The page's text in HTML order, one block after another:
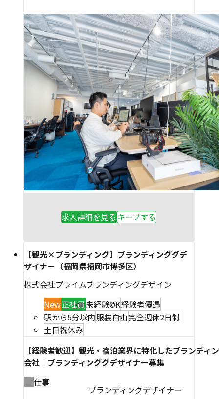
求人詳細を見る キープする
【観光×ブランディング】ブランディンググデ
ザイナー（福岡県福岡市博多区）
株式会社プライムブランディングデザイン
New正社員未経験OK経験者優遇
駅から5分以内服装自由完全週休2日制
土日祝休み
【経験者歓迎】観光・宿泊業界に特化したブランディ
会社｜ブランディンググデザイナー募集
仕事
ブランディングデザイナー